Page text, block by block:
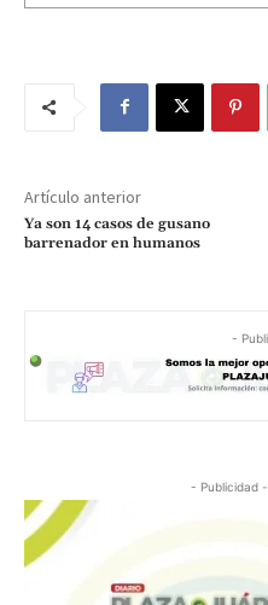
Artículo anterior
Ya son 14 casos de gusano
barrenador en humanos
-
- Publicidad -